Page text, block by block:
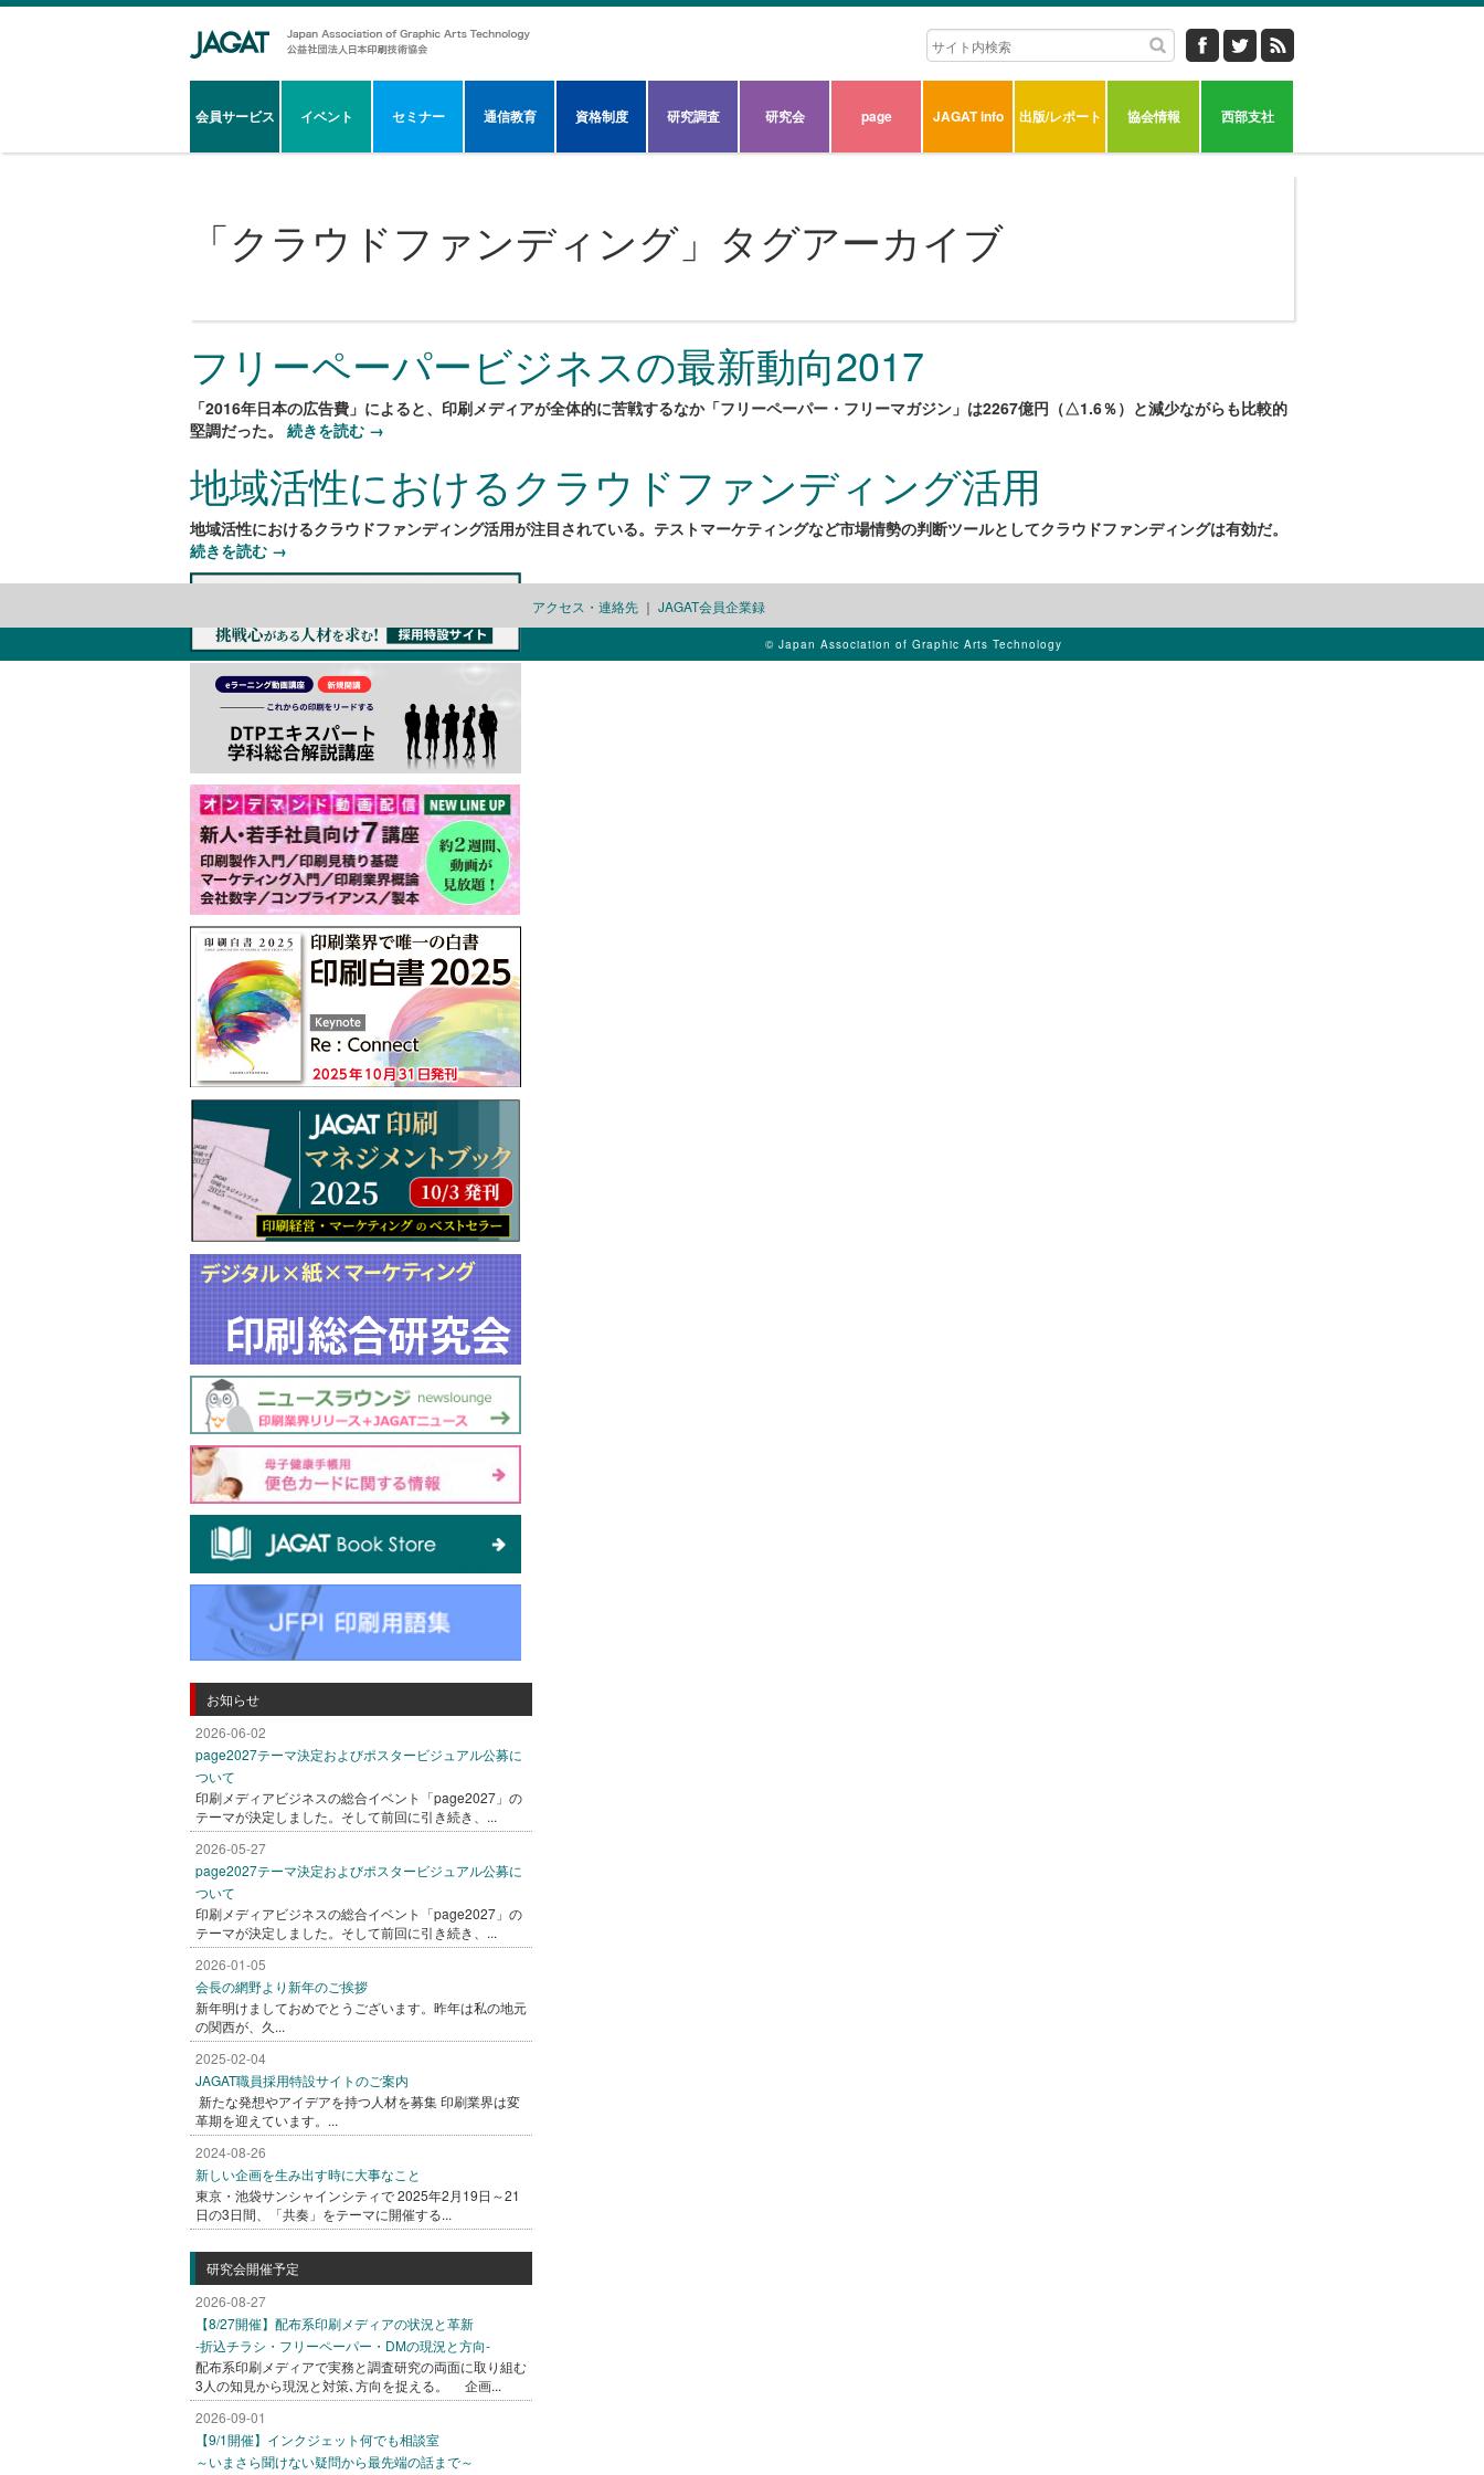
会員サービス イベント セミナー 通信教育 資格制度 研究調査 研究会 page JAGAT info 出版/レポート 協会情報 西部支社
「クラウドファンディング 」タグアーカイブ
フリーペーパービジネスの最新動向2017
「2016年日本の広告費」によると、印刷メディアが全体的に苦戦するなか「フリーペーパー・フリーマガジン」は2267億円（△1.6％）と減少ながらも比較的
堅調だった。 続きを読む →
地域活性におけるクラウドファンディング活用
地域活性におけるクラウドファンディング活用が注目されている。テストマーケティングなど市場情勢の判断ツールとしてクラウドファンディングは有効だ。
続きを読む →
お知らせ
2026-06-02
page2027テーマ決定およびポスタービジュアル公募に
ついて
印刷メディアビジネスの総合イベント「page2027」の
テーマが決定しました。そして前回に引き続き、...
2026-05-27
page2027テーマ決定およびポスタービジュアル公募に
ついて
印刷メディアビジネスの総合イベント「page2027」の
テーマが決定しました。そして前回に引き続き、...
2026-01-05
会長の網野より新年のご挨拶
新年明けましておめでとうございます。昨年は私の地元
の関西が、久...
2025-02-04
JAGAT職員採用特設サイトのご案内
新たな発想やアイデアを持つ人材を募集 印刷業界は変
革期を迎えています。...
2024-08-26
新しい企画を生み出す時に大事なこと
東京・池袋サンシャインシティで 2025年2月19日～21
日の3日間、「共奏」をテーマに開催する...
研究会開催予定
2026-08-27
【8/27開催】配布系印刷メディアの状況と革新
-折込チラシ・フリーペーパー・DMの現況と方向-
配布系印刷メディアで実務と調査研究の両面に取り組む
3人の知見から現況と対策､方向を捉える。 企画...
2026-09-01
【9/1開催】インクジェット何でも相談室
～いまさら聞けない疑問から最先端の話まで～
アクセス・連絡先 ｜ JAGAT会員企業録
© Japan Association of Graphic Arts Technology